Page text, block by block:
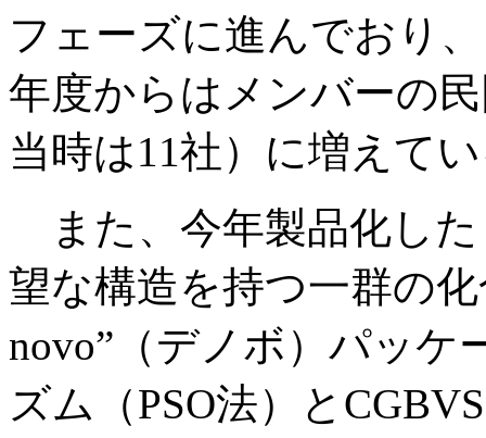
フェーズに進んでおり
年度からはメンバーの
当時は11社）に増えて
また、今年製品化した
望な構造を持つ一群の
novo”（デノボ）パッケ
ズム（PSO法）と